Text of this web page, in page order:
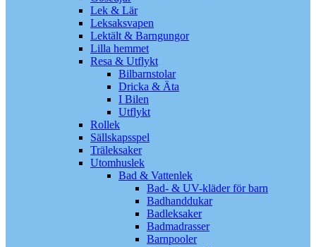
Lek & Lär
Leksaksvapen
Lektält & Barngungor
Lilla hemmet
Resa & Utflykt
Bilbarnstolar
Dricka & Äta
I Bilen
Utflykt
Rollek
Sällskapsspel
Träleksaker
Utomhuslek
Bad & Vattenlek
Bad- & UV-kläder för barn
Badhanddukar
Badleksaker
Badmadrasser
Barnpooler